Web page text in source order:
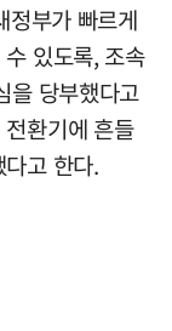
정부가 빠르게
있도록, 조속
을 당부했다고
환기에 흔들
고 한다.